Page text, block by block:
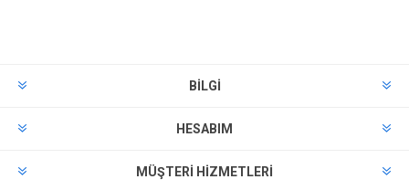
BILGI
HESABIM
MÜŞTERI HIZMETLERI